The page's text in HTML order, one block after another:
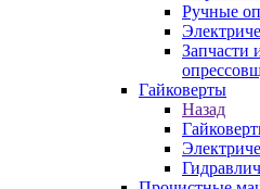
Ручные
Запчасти
Гайковерты
Назад